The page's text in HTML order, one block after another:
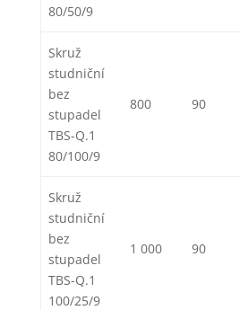
80/50/9
Skruž
studniční
bez
stupadel
TBS-Q.1
80/100/9
800 90
Skruž
studniční
bez
stupadel
TBS-Q.1
100/25/9
1 000 90